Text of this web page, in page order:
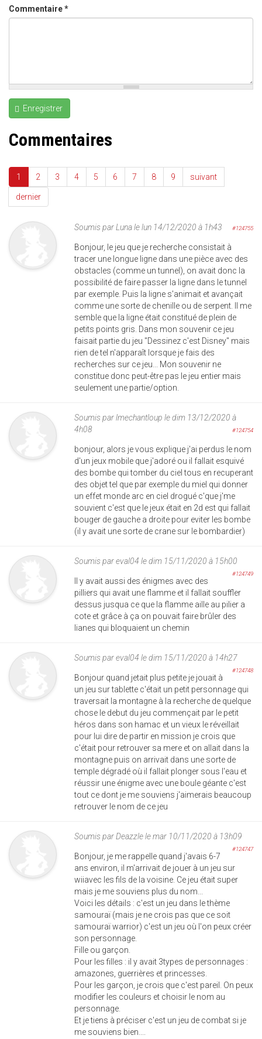
Commentaire*
Enregistrer
Commentaires
1 2 3 4 5 6 7 8 9 suivant
dernier
Soumis parLunale lun 14/12/2020 à 1h43 #124755
Bonjour, le jeu que je recherche consistait à
tracer une longue ligne dans une pièce avec des
obstacles (comme un tunnel), on avait donc la
possibilité de faire passer la ligne dans le tunnel
par exemple. Puis la ligne s'animait et avançait
comme une sorte de chenille ou de serpent. Il me
semble que la ligne était constitué de plein de
petits points gris. Dans mon souvenir ce jeu
faisait partie du jeu "Dessinez c'est Disney" mais
rien de tel n'apparaît lorsque je fais des
recherches sur ce jeu... Mon souvenir ne
constitue donc peut-être pas le jeu entier mais
seulement une partie/option.
Soumis parlmechantloup le dim 13/12/2020 à
4h08
#124754
bonjour, alors je vous explique j'ai perdus le nom
d'un jeux mobile que j'adoré ou il fallait esquivé
des bombe qui tomber du ciel tous en recuperant
des objet tel que par exemple du miel qui donner
un effet monde arc en ciel drogué c'que j'me
souvient c'est que le jeux était en 2d est qui fallait
bouger de gauche a droite pour eviter les bombe
(il y avait une sorte de crane sur le bombardier)
Soumis pareval04 le dim 15/11/2020 à 15h00
#124749
Il y avait aussi des énigmes avec des
pilliers qui avait une flamme et il fallait souffler
dessus jusqua ce que la flamme aille au pilier a
cote et grâce à ça on pouvait faire brûler des
lianes qui bloquaient un chemin
Soumis pareval04 le dim 15/11/2020 à 14h27
#124748
Bonjour quand jetait plus petite je jouait à
un jeu sur tablette c'était un petit personnage qui
traversait la montagne à la recherche de quelque
chose le debut du jeu commençait par le petit
héros dans son hamac et un vieux le réveillait
pour lui dire de partir en mission je crois que
c'était pour retrouver sa mere et on allait dans la
montagne puis on arrivait dans une sorte de
temple dégradé où il fallait plonger sous l'eau et
réussir une énigme avec une boule géante c'est
tout ce dont je me souviens j'aimerais beaucoup
retrouver le nom de ce jeu
Soumis parDeazzlele mar 10/11/2020 à 13h09
#124747
Bonjour, je me rappelle quand j'avais 6-7
ans environ, il m'arrivait de jouer à un jeu sur
wiiavec les fils de la voisine. Ce jeu était super
mais je me souviens plus du nom...
Voici les détails : c'est un jeu dans le thème
samouraï (mais je ne crois pas que ce soit
samouraï warrior) c'est un jeu où l'on peux créer
son personnage.
Fille ou garçon.
Pour les filles : il y avait 3types de personnages :
amazones, guerrières et princesses.
Pour les garçon, je crois que c'est pareil. On peux
modifier les couleurs et choisir le nom au
personnage.
Et je tiens à préciser c'est un jeu de combat si je
me souviens bien....